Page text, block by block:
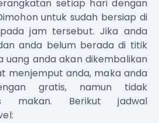
setiap hari dengan
untuk sudah bersiap di
jam tersebut. Jika anda
anda belum berada di titik
uang anda akan dikembalikan
menjemput anda, maka anda
gratis, namun tidak
makan. Berikut jadwal